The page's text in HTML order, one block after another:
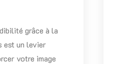
grâce à la
est un levier
votre image